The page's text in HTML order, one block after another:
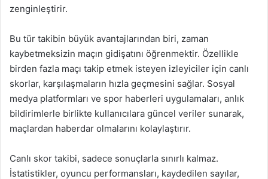
zenginleştirir.
Bu tür takibin büyük avantajlarından biri, zaman
kaybetmeksizin maçın gidişatını öğrenmektir. Özellikle
birden fazla maçı takip etmek isteyen izleyiciler için canlı
skorlar, karşılaşmaların hızla geçmesini sağlar. Sosyal
medya platformları ve spor haberleri uygulamaları, anlık
bildirimlerle birlikte kullanıcılara güncel veriler sunarak,
maçlardan haberdar olmalarını kolaylaştırır.
Canlı skor takibi, sadece sonuçlarla sınırlı kalmaz.
İstatistikler, oyuncu performansları, kaydedilen sayılar,